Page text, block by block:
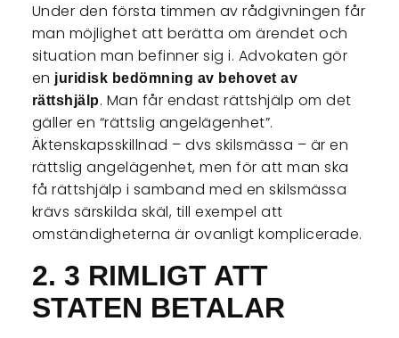
Under den första timmen av rådgivningen får
man möjlighet att berätta om ärendet och
situation man befinner sig i. Advokaten gör
en juridisk bedömning av behovet av
rättshjälp. Man får endast rättshjälp om det
gäller en “rättslig angelägenhet”.
Äktenskapsskillnad – dvs skilsmässa – är en
rättslig angelägenhet, men för att man ska
få rättshjälp i samband med en skilsmässa
krävs särskilda skäl, till exempel att
omständigheterna är ovanligt komplicerade.
2. 3 RIMLIGT ATT
STATEN BETALAR